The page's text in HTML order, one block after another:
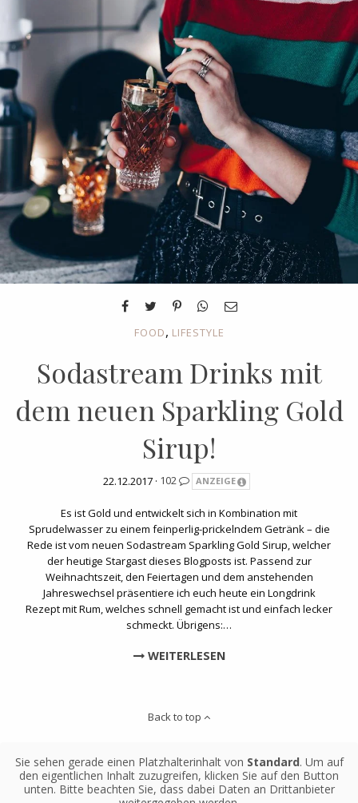
FOOD, LIFESTYLE
Sodastream Drinks mit
dem neuen Sparkling Gold
Sirup!
22.12.2017 · 102 ANZEIGE
Es ist Gold und entwickelt sich in Kombination mit
Sprudelwasser zu einem feinperlig-prickelndem Getränk – die
Rede ist vom neuen Sodastream Sparkling Gold Sirup, welcher
der heutige Stargast dieses Blogposts ist. Passend zur
Weihnachtszeit, den Feiertagen und dem anstehenden
Jahreswechsel präsentiere ich euch heute ein Longdrink
Rezept mit Rum, welches schnell gemacht ist und einfach lecker
schmeckt. Übrigens:…
WEITERLESEN
Back to top
Sie sehen gerade einen Platzhalterinhalt von Standard. Um auf
den eigentlichen Inhalt zuzugreifen, klicken Sie auf den Button
unten. Bitte beachten Sie, dass dabei Daten an Drittanbieter